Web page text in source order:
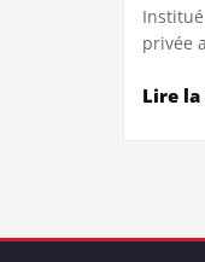
privée
Lire